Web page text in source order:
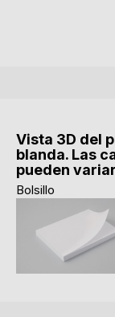
Vista 3D del
blanda. Las
pueden
Bolsillo